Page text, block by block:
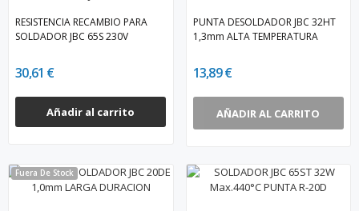
RESISTENCIA RECAMBIO PARA
SOLDADOR JBC 65S 230V
30,61 €
Añadir al carrito
PUNTA DESOLDADOR JBC 32HT
1,3mm ALTA TEMPERATURA
13,89 €
AÑADIR AL CARRITO
Fuera De Stock